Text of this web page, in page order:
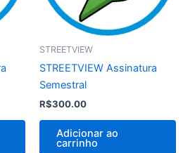
STREETVIEW
STREETVIEW Assinatura
Semestral
R$300.00
Adicionar ao
carrinho